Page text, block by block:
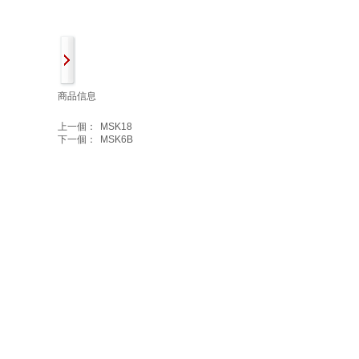
商品信息
上一個：
MSK18
下一個：
MSK6B